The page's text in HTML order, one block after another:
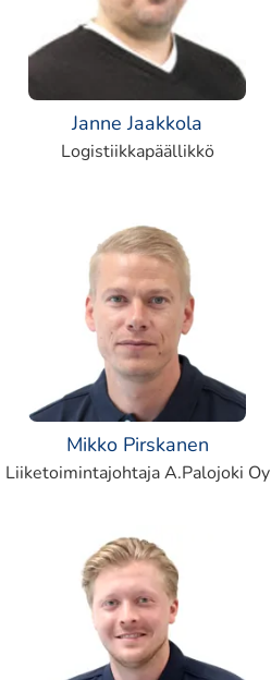
Janne Jaakkola
Logistiikkapäällikkö
Mikko Pirskanen
Liiketoimintajohtaja A.Palojoki Oy